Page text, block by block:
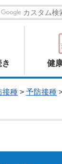
健
接種> 予防接種